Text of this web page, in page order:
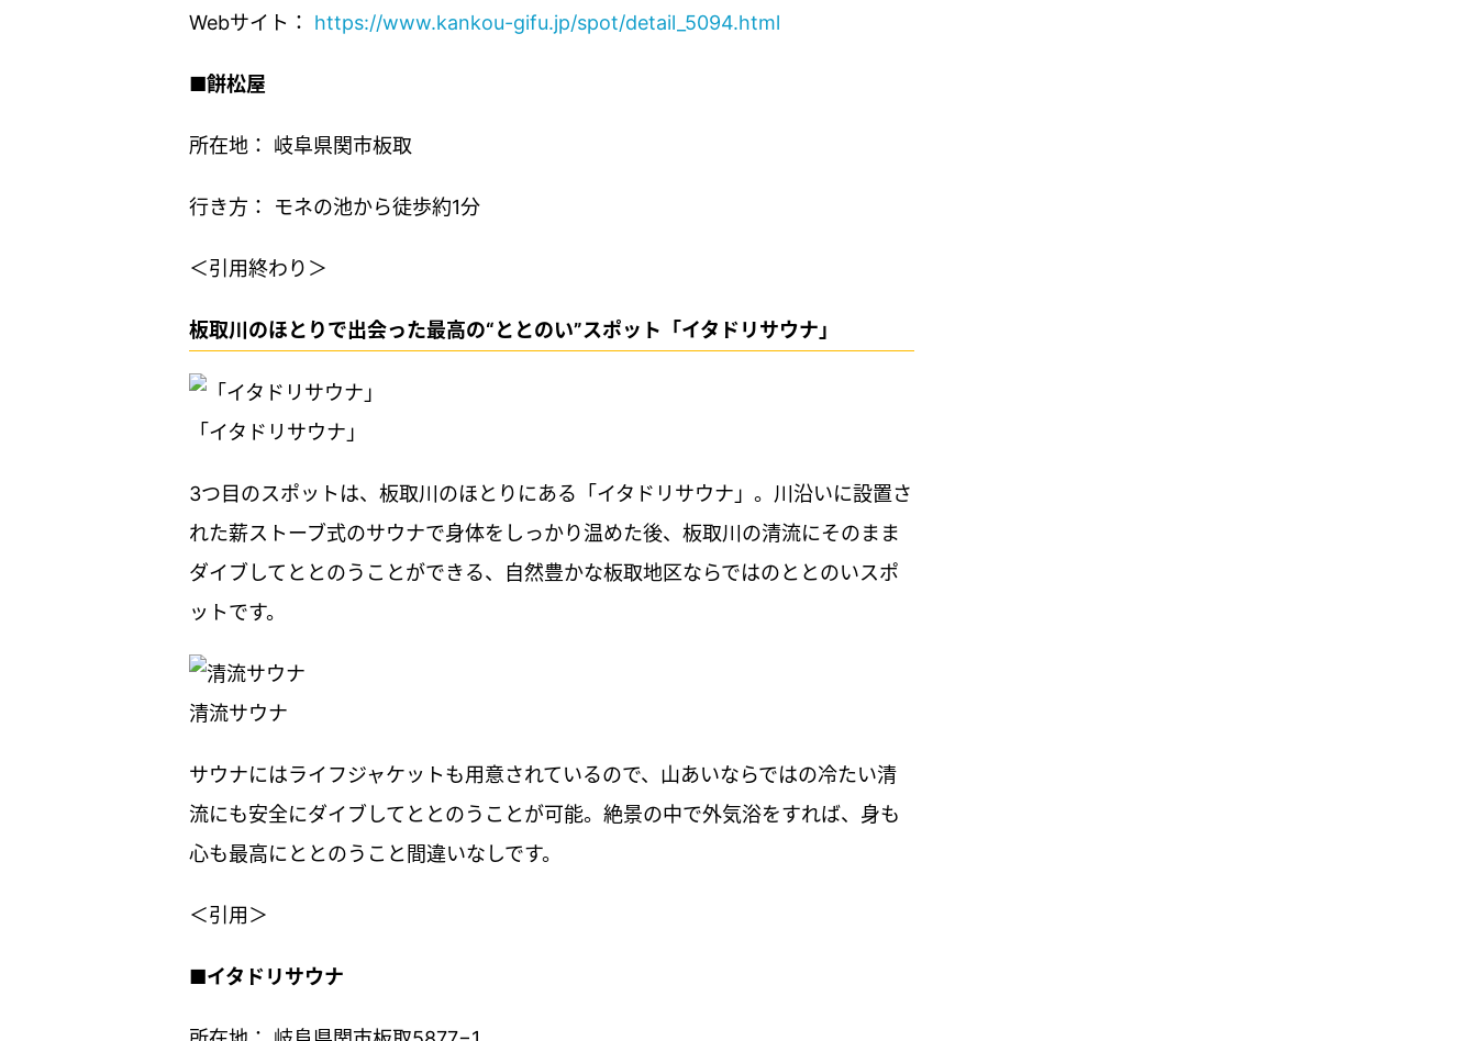
Webサイト： https://www.kankou-gifu.jp/spot/detail_5094.html
■餅松屋
所在地： 岐阜県関市板取
行き方： モネの池から徒歩約1分
＜引用終わり＞
板取川のほとりで出会った最高の“ととのい”スポット「イタドリサウナ」
「イタドリサウナ」
3つ目のスポットは、板取川のほとりにある「イタドリサウナ」。川沿いに設置さ
れた薪ストーブ式のサウナで身体をしっかり温めた後、板取川の清流にそのまま
ダイブしてととのうことができる、自然豊かな板取地区ならではのととのいスポ
ットです。
清流サウナ
サウナにはライフジャケットも用意されているので、山あいならではの冷たい清
流にも安全にダイブしてととのうことが可能。絶景の中で外気浴をすれば、身も
心も最高にととのうこと間違いなしです。
＜引用＞
■イタドリサウナ